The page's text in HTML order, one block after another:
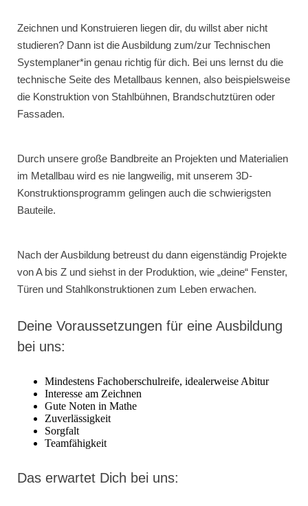
Zeichnen und Konstruieren liegen dir, du willst aber nicht
studieren? Dann ist die Ausbildung zum/zur Technischen
Systemplaner*in genau richtig für dich. Bei uns lernst du die
technische Seite des Metallbaus kennen, also beispielsweise
die Konstruktion von Stahlbühnen, Brandschutztüren oder
Fassaden.
Durch unsere große Bandbreite an Projekten und Materialien
im Metallbau wird es nie langweilig, mit unserem 3D-
Konstruktionsprogramm gelingen auch die schwierigsten
Bauteile.
Nach der Ausbildung betreust du dann eigenständig Projekte
von A bis Z und siehst in der Produktion, wie „deine“ Fenster,
Türen und Stahlkonstruktionen zum Leben erwachen.
Deine Voraussetzungen für eine Ausbildung
bei uns:
Mindestens Fachoberschulreife, idealerweise Abitur
Interesse am Zeichnen
Gute Noten in Mathe
Zuverlässigkeit
Sorgfalt
Teamfähigkeit
Das erwartet Dich bei uns: